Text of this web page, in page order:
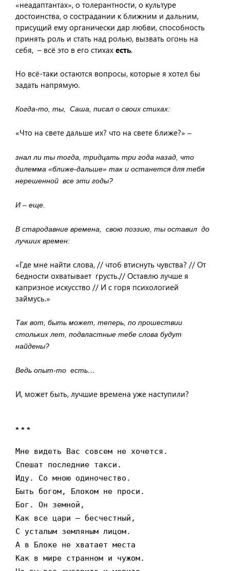
«неадаптантах», о толерантности, о культуре
достоинства, о сострадании к ближним и дальним,
присущий ему органически дар любви, способность
принять роль и стать над ролью, вызвать огонь на
себя, – всё это в его стихах есть.
Но всё-таки остаются вопросы, которые я хотел бы
задать напрямую.
Когда-то, ты, Саша, писал о своих стихах:
«Что на свете дальше их? что на свете ближе?» –
знал ли ты тогда, тридцать три года назад, что
дилемма «ближе-дальше» так и останется для тебя
нерешенной все эти годы?
И – еще.
В стародавние времена, свою поэзию, ты оставил до
лучших времен:
«Где мне найти слова, // чтоб втиснуть чувства? // От
бедности охватывает грусть.// Оставлю лучше я
капризное искусство // И с горя психологией
займусь.»
Так вот, быть может, теперь, по прошествии
стольких лет, подвластные тебе слова будут
найдены?
Ведь опыт-то есть…
И, может быть, лучшие времена уже наступили?
* * *
Мне видеть Вас совсем не хочется.
Спешат последние такси.
Иду. Со мною одиночество.
Быть богом, Блоком не проси.
Бог. Он земной,
Как все цари – бесчестный,
С усталым земляным лицом.
А в Блоке не хватает места
Как в мире странном и чужом.